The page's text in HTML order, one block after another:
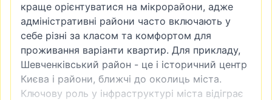
краще орієнтуватися на мікрорайони, адже
адміністративні райони часто включають у
себе різні за класом та комфортом для
проживання варіанти квартир. Для прикладу,
Шевченківський район - це і історичний центр
Києва і райони, ближчі до околиць міста.
Ключову роль у інфраструктурі міста відіграє